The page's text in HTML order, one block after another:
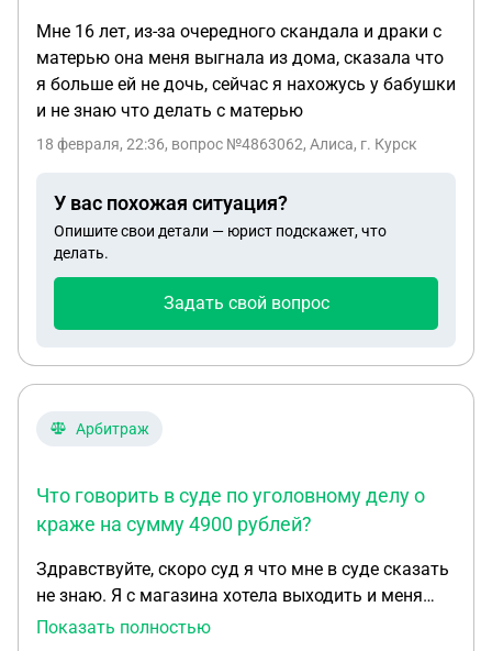
Мне 16 лет, из-за очередного скандала и драки с
матерью она меня выгнала из дома, сказала что
я больше ей не дочь, сейчас я нахожусь у бабушки
и не знаю что делать с матерью
18 февраля, 22:36, вопрос №4863062, Алиса, г. Курск
У вас похожая ситуация?
Опишите свои детали — юрист подскажет, что
делать.
Задать свой вопрос
Арбитраж
Что говорить в суде по уголовному делу о
краже на сумму 4900 рублей?
Здравствуйте, скоро суд я что мне в суде сказать
не знаю. Я с магазина хотела выходить и меня
остановили у меня товар на сумму 4900 рублей
Показать полностью